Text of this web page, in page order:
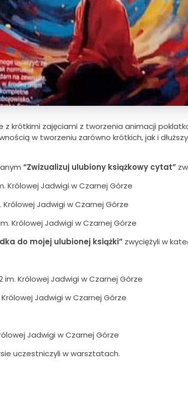
z krótkimi zajęciami z tworzenia animacji
w tworzeniu zarówno krótkich, jak i
“Zwizualizuj ulubiony książkowy cytat”
Królowej Jadwigi w Czarnej Górze
Królowej Jadwigi w Czarnej Górze
Królowej Jadwigi w Czarnej Górze
do mojej ulubionej książki” zwyciężyli w
im. Królowej Jadwigi w Czarnej Górze
Królowej Jadwigi w Czarnej Górze
Jadwigi w Czarnej Górze
uczestniczyli w warsztatach.